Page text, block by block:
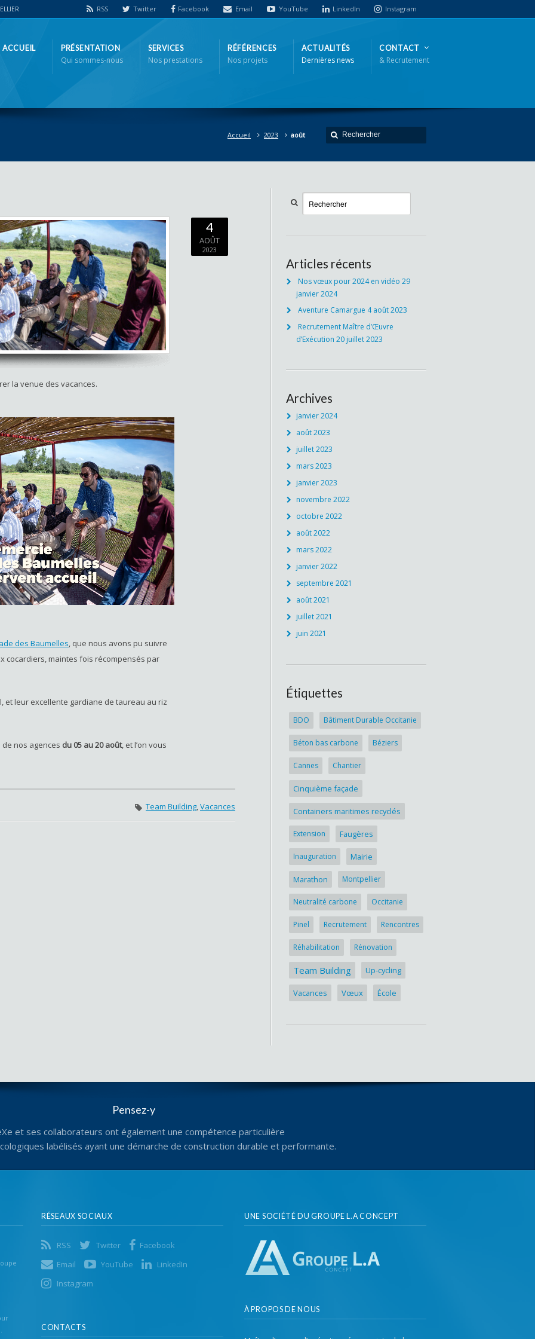
RSS Twitter Facebook Email YouTube LinkedIn Instagram
ACCUEIL PRÉSENTATION
Qui sommes-nous
SERVICES
Nos prestations
RÉFÉRENCES
Nos projets
ACTUALITÉS
Dernières news
CONTACT
& Recrutement
Accueil 2023 août
la venue des vacances.
des Baumelles, que nous avons pu suivre
cocardiers, maintes fois récompensés par
et leur excellente gardiane de taureau au riz
nos agences du 05 au 20 août, et l’on vous
4
AOÛT
2023
Team Building,Vacances
Articles récents
Nos vœux pour 2024 en vidéo 29
janvier 2024
Aventure Camargue 4 août 2023
Recrutement Maître d’Œuvre
d’Exécution 20 juillet 2023
Archives
janvier 2024
août 2023
juillet 2023
mars 2023
janvier 2023
novembre 2022
octobre 2022
août 2022
mars 2022
janvier 2022
septembre 2021
août 2021
juillet 2021
juin 2021
Étiquettes
BDO Bâtiment Durable Occitanie
Béton bas carbone Béziers
Cannes Chantier
Cinquième façade
Containers maritimes recyclés
Extension Faugères
Inauguration Mairie
Marathon Montpellier
Neutralité carbone Occitanie
Pinel Recrutement Rencontres
Réhabilitation Rénovation
Team Building Up-cycling
Vacances Vœux École
Pensez-y
et ses collaborateurs ont également une compétence particulière
labélisés ayant une démarche de construction durable et performante.
RÉSEAUX SOCIAUX
RSS Twitter
Facebook
Email
YouTube
LinkedIn
Instagram
CONTACTS
UNE SOCIÉTÉ DU GROUPE L.A CONCEPT
À PROPOS DE NOUS